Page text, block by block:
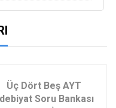
Üç Dört Beş AYT
Soru Bankası